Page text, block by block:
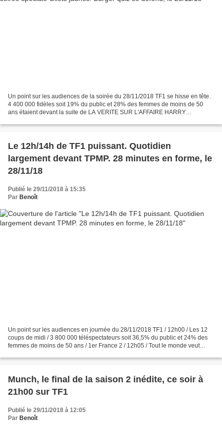
Un point sur les audiences de la soirée du 28/11/2018 TF1 se hisse en tête.
4 400 000 fidèles soit 19% du public et 28% des femmes de moins de 50
ans étaient devant la suite de LA VERITE SUR L'AFFAIRE HARRY
Le 12h/14h de TF1 puissant. Quotidien
largement devant TPMP. 28 minutes en forme, le
28/11/18
Publié le 29/11/2018 à 15:35
Par Benoît
Un point sur les audiences en journée du 28/11/2018 TF1 / 12h00 / Les 12
coups de midi / 3 800 000 téléspectateurs soit 36,5% du public et 24% des
femmes de moins de 50 ans / 1er France 2 / 12h05 / Tout le monde veut
Munch, le final de la saison 2 inédite, ce soir à
21h00 sur TF1
Publié le 29/11/2018 à 12:05
Par Benoît